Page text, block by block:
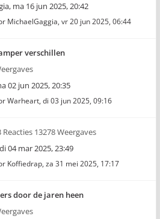
, ma 16 jun 2025, 20:42
MichaelGaggia, vr 20 jun 2025, 06:44
verschillen
02 jun 2025, 20:35
Warheart, di 03 jun 2025, 09:16
Reacties 13278 Weergaves
di 04 mar 2025, 23:49
Koffiedrap, za 31 mei 2025, 17:17
door de jaren heen